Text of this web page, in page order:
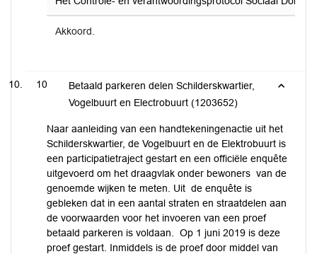
Akkoord.
10
Betaald parkeren delen Schilderskwartier,
Vogelbuurt en Electrobuurt (1203652)
Naar aanleiding van een handtekeningenactie uit het
Schilderskwartier, de Vogelbuurt en de Elektrobuurt is
een participatietraject gestart en een officiële enquête
uitgevoerd om het draagvlak onder bewoners van de
genoemde wijken te meten. Uit de enquête is
gebleken dat in een aantal straten en straatdelen aan
de voorwaarden voor het invoeren van een proef
betaald parkeren is voldaan. Op 1 juni 2019 is deze
proef gestart. Inmiddels is de proef door middel van